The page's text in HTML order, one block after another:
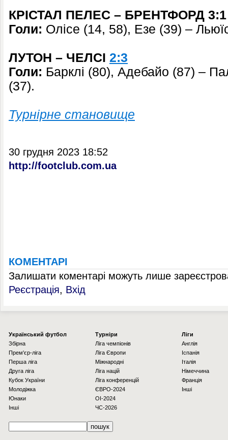
КРІСТАЛ ПЕЛЕС – БРЕНТФОРД 3:1
Голи: Олісе (14, 58), Езе (39) –
ЛУТОН – ЧЕЛСІ 2:3
Голи: Барклі (80), Адебайо (87) –
(37).
Турнірне становище
30 грудня 2023 18:52
http://footclub.com.ua
КОМЕНТАРІ
Залишати коментарі можуть лише
Реєстрація, Вхід
Українcький футбол
Збірна
Прем'єр-ліга
Перша ліга
Друга ліга
Кубок України
Молодіжка
Юнаки
Інші
Турніри
Ліга чемпіонів
Ліга Європи
Міжнародні
Ліга націй
Ліга конференцій
ЄВРО-2024
OI-2024
ЧС-2026
Ліги
Англія
Іспанія
Італія
Німеччина
Франція
Інші